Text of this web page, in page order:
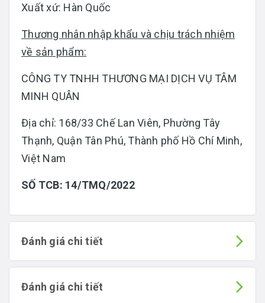
Xuất xứ: Hàn Quốc
Thương nhân nhập khẩu và chịu trách nhiệm
về sản phẩm:
CÔNG TY TNHH THƯƠNG MẠI DỊCH VỤ TÂM
MINH QUÂN
Địa chỉ: 168/33 Chế Lan Viên, Phường Tây
Thạnh, Quận Tân Phú, Thành phố Hồ Chí Minh,
Việt Nam
SỐ TCB: 14/TMQ/2022
Đánh giá chi tiết
Đánh giá chi tiết